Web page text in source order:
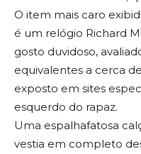
O item mais caro
é um relógio Richard
gosto duvidoso,
equivalentes a cerca
exposto em sites
esquerdo do rapaz.
Uma espalhafatosa
vestia em completo